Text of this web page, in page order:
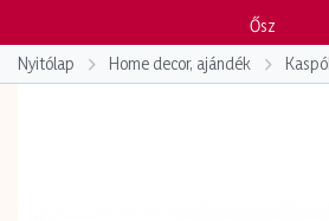
Ősz
Nyitólap
Home decor, ajándék